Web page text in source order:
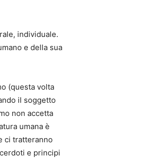
individuale.
e della sua
(questa volta
il soggetto
non accetta
umana è
ci tratteranno
e principi